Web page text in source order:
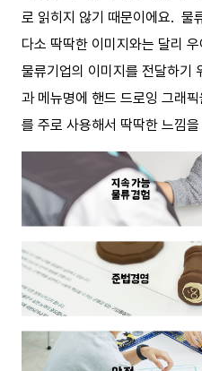
로 읽히지 않기 때문이에요. 물
다소 딱딱한 이미지와는 달리
물류기업의 이미지를 전달하기
과 메뉴명에 핸드 드로잉 그래
를 주로 사용해서 딱딱한 느낌